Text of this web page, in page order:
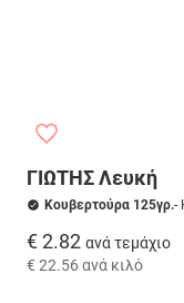
ΓΙΩΤΗΣ Λευκή
Κουβερτούρα 125γρ.-
€ 2.82 ανά τεμάχιο
€ 22.56 ανά κιλό